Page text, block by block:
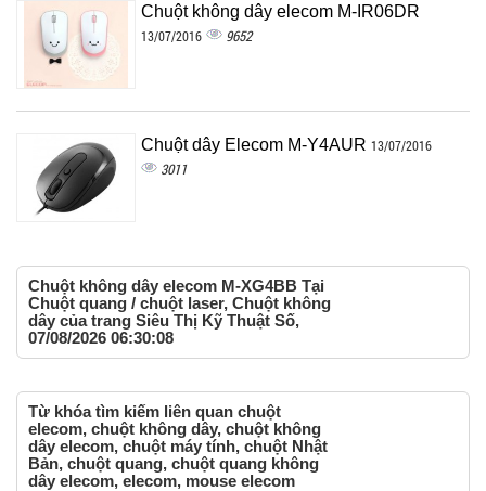
Chuột không dây elecom M-IR06DR
13/07/2016 9652
Chuột dây Elecom M-Y4AUR 13/07/2016
3011
Chuột không dây elecom M-XG4BB Tại
Chuột quang / chuột laser, Chuột không
dây của trang Siêu Thị Kỹ Thuật Số,
07/08/2026 06:30:08
Từ khóa tìm kiếm liên quan chuột
elecom, chuột không dây, chuột không
dây elecom, chuột máy tính, chuột Nhật
Bản, chuột quang, chuột quang không
dây elecom, elecom, mouse elecom